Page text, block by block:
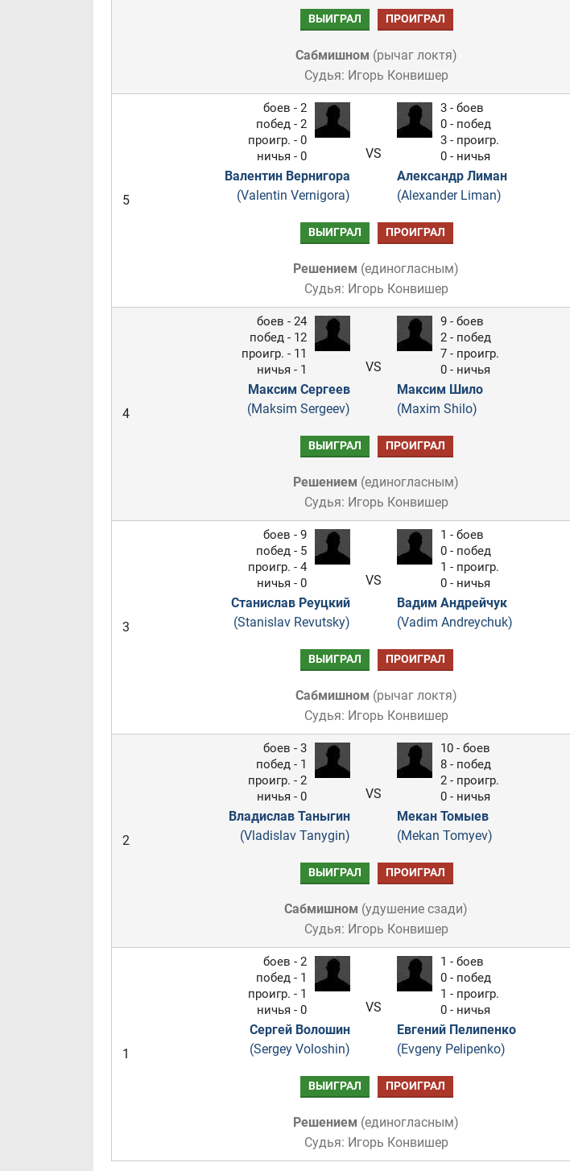
ВЫИГРАЛ ПРОИГРАЛ
Сабмишном (рычаг локтя)
Судья: Игорь Конвишер
5
боев - 2
побед - 2
проигр. - 0
ничья - 0
Валентин Вернигора
(Valentin Vernigora)
VS
3 - боев
0 - побед
3 - проигр.
0 - ничья
Александр Лиман
(Alexander Liman)
ВЫИГРАЛ ПРОИГРАЛ
Решением (единогласным)
Судья: Игорь Конвишер
4
боев - 24
побед - 12
проигр. - 11
ничья - 1
Максим Сергеев
(Maksim Sergeev)
VS
9 - боев
2 - побед
7 - проигр.
0 - ничья
Максим Шило
(Maxim Shilo)
ВЫИГРАЛ ПРОИГРАЛ
Решением (единогласным)
Судья: Игорь Конвишер
3
боев - 9
побед - 5
проигр. - 4
ничья - 0
Станислав Реуцкий
(Stanislav Revutsky)
VS
1 - боев
0 - побед
1 - проигр.
0 - ничья
Вадим Андрейчук
(Vadim Andreychuk)
ВЫИГРАЛ ПРОИГРАЛ
Сабмишном (рычаг локтя)
Судья: Игорь Конвишер
2
боев - 3
побед - 1
проигр. - 2
ничья - 0
Владислав Таныгин
(Vladislav Tanygin)
VS
10 - боев
8 - побед
2 - проигр.
0 - ничья
Мекан Томыев
(Mekan Tomyev)
ВЫИГРАЛ ПРОИГРАЛ
Сабмишном (удушение сзади)
Судья: Игорь Конвишер
1
боев - 2
побед - 1
проигр. - 1
ничья - 0
Сергей Волошин
(Sergey Voloshin)
VS
1 - боев
0 - побед
1 - проигр.
0 - ничья
Евгений Пелипенко
(Evgeny Pelipenko)
ВЫИГРАЛ ПРОИГРАЛ
Решением (единогласным)
Судья: Игорь Конвишер